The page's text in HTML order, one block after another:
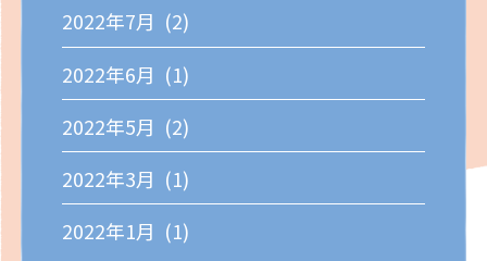
2022年7月 (2)
2022年6月 (1)
2022年5月 (2)
2022年3月 (1)
2022年1月 (1)